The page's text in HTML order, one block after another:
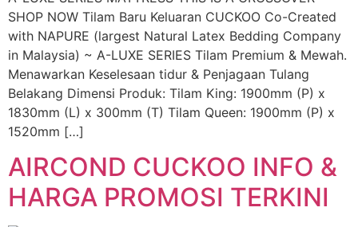
SHOP NOW Tilam Baru Keluaran CUCKOO Co-Created
with NAPURE (largest Natural Latex Bedding Company
in Malaysia) ~ A-LUXE SERIES Tilam Premium & Mewah.
Menawarkan Keselesaan tidur & Penjagaan Tulang
Belakang Dimensi Produk: Tilam King: 1900mm (P) x
1830mm (L) x 300mm (T) Tilam Queen: 1900mm (P) x
1520mm […]
AIRCOND CUCKOO INFO &
HARGA PROMOSI TERKINI